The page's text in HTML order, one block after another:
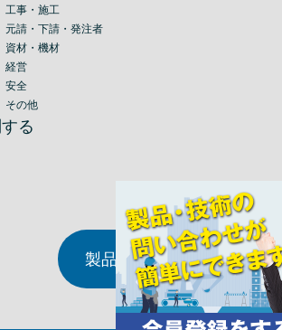
工事・施工
元請・下請・発注者
資材・機材
経営
安全
その他
る
製品・技術情報の掲載に